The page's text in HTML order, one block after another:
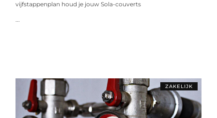
vijfstappenplan houd je jouw Sola-couverts
...
ZAKELIJK